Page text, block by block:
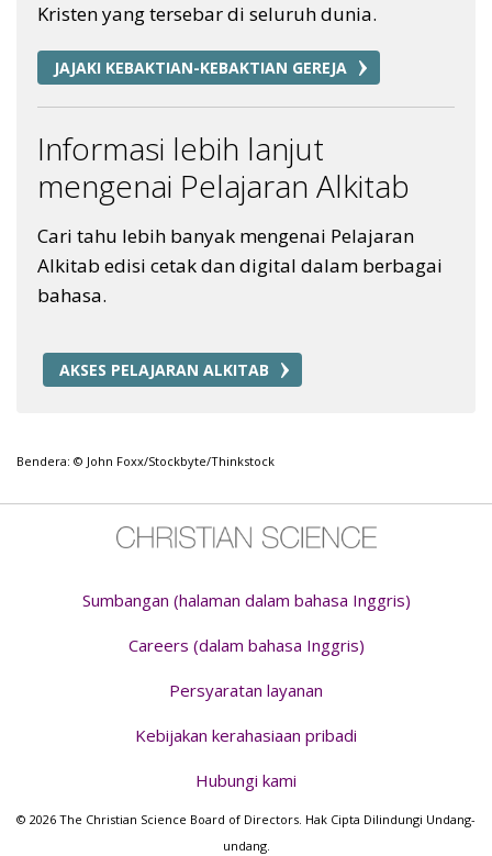
Kristen yang tersebar di seluruh dunia.
JAJAKI KEBAKTIAN-KEBAKTIAN GEREJA
Informasi lebih lanjut
mengenai Pelajaran Alkitab
Cari tahu lebih banyak mengenai Pelajaran
Alkitab edisi cetak dan digital dalam berbagai
bahasa.
AKSES PELAJARAN ALKITAB
Bendera: © John Foxx/Stockbyte/Thinkstock
Sumbangan (halaman dalam bahasa Inggris)
Careers (dalam bahasa Inggris)
Persyaratan layanan
Kebijakan kerahasiaan pribadi
Hubungi kami
© 2026 The Christian Science Board of Directors. Hak Cipta Dilindungi Undang-
undang.